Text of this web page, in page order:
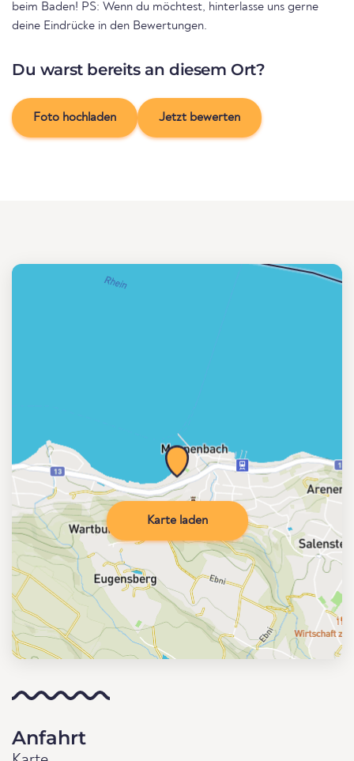
beim Baden! PS: Wenn du möchtest, hinterlasse uns gerne
deine Eindrücke in den Bewertungen.
Du warst bereits an diesem Ort?
Foto hochladen Jetzt bewerten
Karte laden
Anfahrt